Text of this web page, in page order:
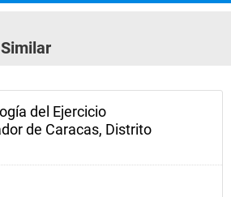
del Ejercicio
de Caracas, Distrito